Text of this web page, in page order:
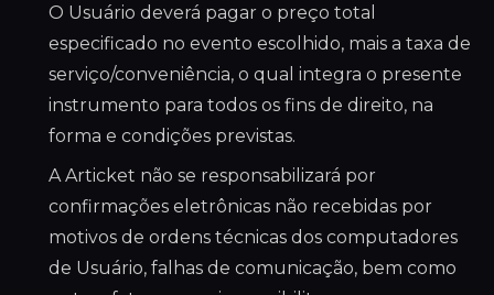
O Usuário deverá pagar o preço total
especificado no evento escolhido, mais a taxa de
serviço/conveniência, o qual integra o presente
instrumento para todos os fins de direito, na
forma e condições previstas.
A Articket não se responsabilizará por
confirmações eletrônicas não recebidas por
motivos de ordens técnicas dos computadores
de Usuário, falhas de comunicação, bem como